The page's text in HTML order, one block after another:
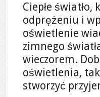
Ciepłe
odprężeniu i
oświetlenie
zimnego
wieczorem.
oświetlenia,
stworzyć